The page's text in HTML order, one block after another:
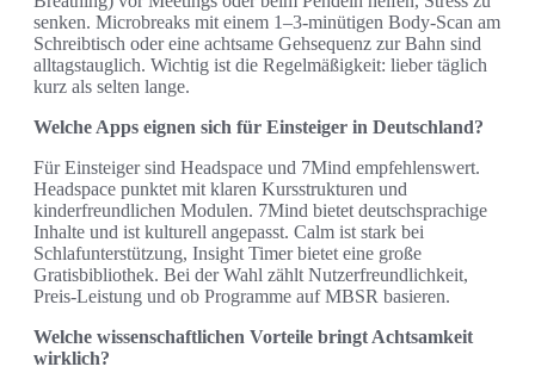
senken. Microbreaks mit einem 1–3‑minütigen Body-Scan am
Schreibtisch oder eine achtsame Gehsequenz zur Bahn sind
alltagstauglich. Wichtig ist die Regelmäßigkeit: lieber täglich
kurz als selten lange.
Welche Apps eignen sich für Einsteiger in Deutschland?
Für Einsteiger sind Headspace und 7Mind empfehlenswert.
Headspace punktet mit klaren Kursstrukturen und
kinderfreundlichen Modulen. 7Mind bietet deutschsprachige
Inhalte und ist kulturell angepasst. Calm ist stark bei
Schlafunterstützung, Insight Timer bietet eine große
Gratisbibliothek. Bei der Wahl zählt Nutzerfreundlichkeit,
Preis-Leistung und ob Programme auf MBSR basieren.
Welche wissenschaftlichen Vorteile bringt Achtsamkeit
wirklich?